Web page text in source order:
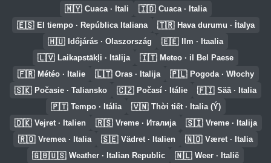
🇲🇾 Cuaca · Itali 🇮🇩 Cuaca · Italia
🇪🇸 El tiempo · República Italiana 🇹🇷 Hava durumu · İtalya
🇭🇺 Időjárás · Olaszország 🇪🇪 Ilm · Itaalia
🇱🇻 Laikapstākļi · Itālija 🇮🇹 Meteo · il Bel Paese
🇫🇷 Météo · Italie 🇱🇹 Oras · Italija 🇵🇱 Pogoda · Włochy
🇸🇰 Počasie · Taliansko 🇨🇿 Počasí · Itálie 🇫🇮 Sää · Italia
🇵🇹 Tempo · Itália 🇻🇳 Thời tiết · Italia (Ý)
🇩🇰 Vejret · Italien 🇷🇸 Vreme · Италија 🇸🇮 Vreme · Italija
🇷🇴 Vremea · Italia 🇸🇪 Vädret · Italien 🇳🇴 Været · Italia
🇬🇧🇺🇸 Weather · Italian Republic 🇳🇱 Weer · Italië